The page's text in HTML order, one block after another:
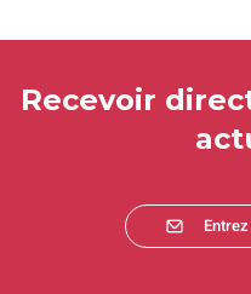
Recevoir